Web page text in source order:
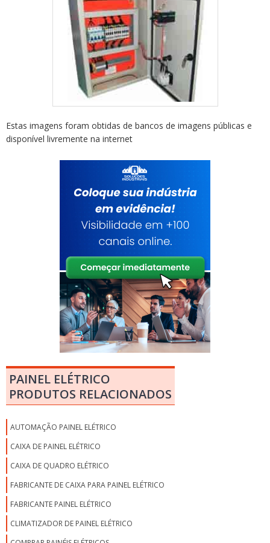
Estas imagens foram obtidas de bancos de imagens públicas e
disponível livremente na internet
PAINEL ELÉTRICO
PRODUTOS RELACIONADOS
AUTOMAÇÃO PAINEL ELÉTRICO
CAIXA DE PAINEL ELÉTRICO
CAIXA DE QUADRO ELÉTRICO
FABRICANTE DE CAIXA PARA PAINEL ELÉTRICO
FABRICANTE PAINEL ELÉTRICO
CLIMATIZADOR DE PAINEL ELÉTRICO